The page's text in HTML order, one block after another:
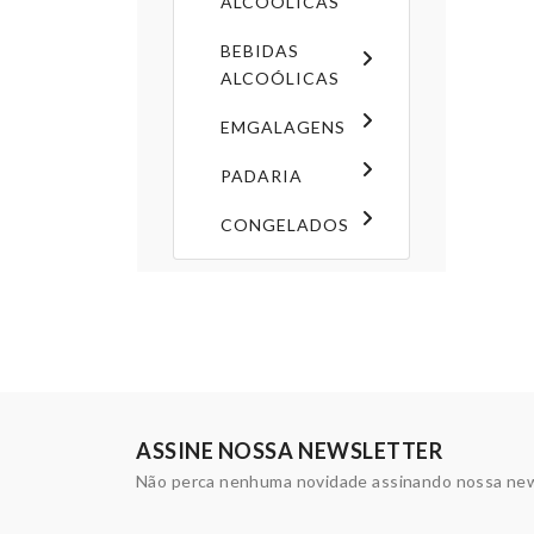
BEBIDAS
ALCOÓLICAS
EMGALAGENS
PADARIA
CONGELADOS
ASSINE NOSSA NEWSLETTER
Não perca nenhuma novidade assinando nossa